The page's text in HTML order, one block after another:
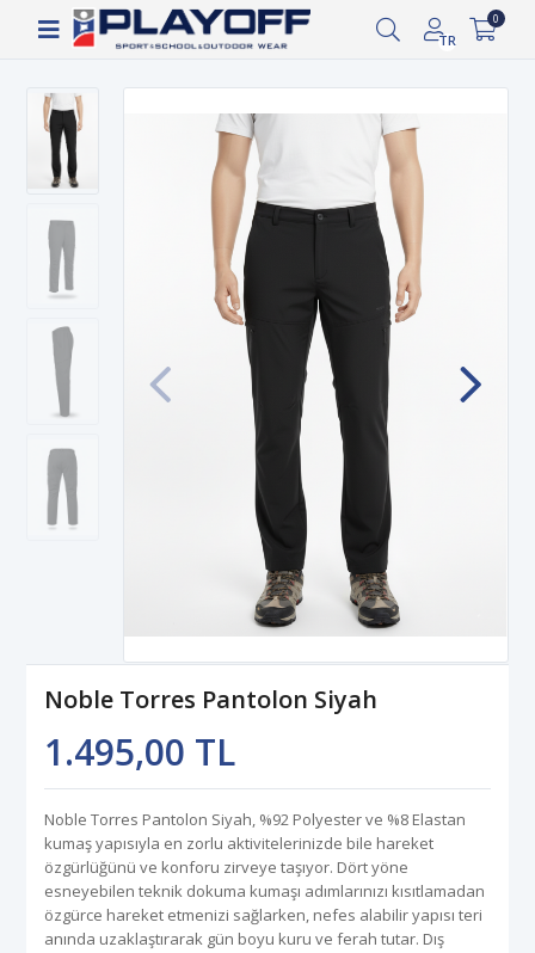
1.000 TL ve üzeri ücretsiz kargo!
TR
0
Noble Torres Pantolon Siyah
1.495,00 TL
Noble Torres Pantolon Siyah, %92 Polyester ve %8 Elastan
kumaş yapısıyla en zorlu aktivitelerinizde bile hareket
özgürlüğünü ve konforu zirveye taşıyor. Dört yöne
esneyebilen teknik dokuma kumaşı adımlarınızı kısıtlamadan
özgürce hareket etmenizi sağlarken, nefes alabilir yapısı teri
anında uzaklaştırarak gün boyu kuru ve ferah tutar. Dış